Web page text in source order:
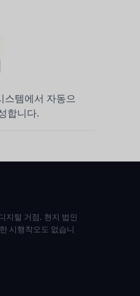
스템에서 자동으
합니다.
지털 거점. 현지 법인
시행착오도 없습니